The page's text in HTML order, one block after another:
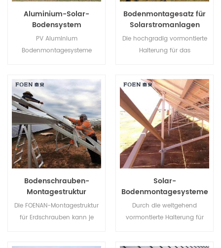
gekühlt, um die
Härteanforderungen zu
erfüllen.
Aluminium-Solar-
Bodensystem
PV Aluminium
Bodenmontagesysteme
weisen gleichzeitig eine
hervorragende
Korrosionsbeständigkeit auf.
Bodenmontagesatz für
Solarstromanlagen
Die hochgradig vormontierte
Halterung für das
Arbeitskosten zu sparen und
die Installationszeit zu
verkürzen.
Bodenschrauben-
Montagestruktur
Die FOENAN-Montagestruktur
für Erdschrauben kann je
Solar-
Bodenmontagesysteme
Durch die weitgehend
vormontierte Halterung für